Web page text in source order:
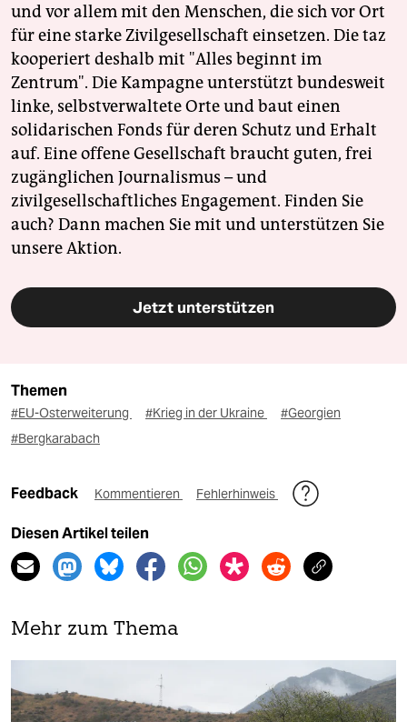
und vor allem mit den Menschen, die sich vor Ort
für eine starke Zivilgesellschaft einsetzen. Die taz
kooperiert deshalb mit "Alles beginnt im
Zentrum". Die Kampagne unterstützt bundesweit
linke, selbstverwaltete Orte und baut einen
solidarischen Fonds für deren Schutz und Erhalt
auf. Eine offene Gesellschaft braucht guten, frei
zugänglichen Journalismus – und
zivilgesellschaftliches Engagement. Finden Sie
auch? Dann machen Sie mit und unterstützen Sie
unsere Aktion.
Jetzt unterstützen
Themen
#EU-Osterweiterung #Krieg in der Ukraine
#Georgien
#Bergkarabach
Feedback Kommentieren Fehlerhinweis
Diesen Artikel teilen
Mehr zum Thema